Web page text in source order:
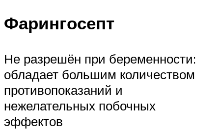
Фарингосепт
Не разрешён при беременности:
обладает большим количеством
противопоказаний и
нежелательных побочных
эффектов